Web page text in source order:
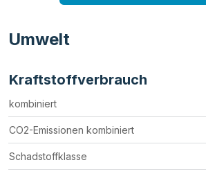
Umwelt
Kraftstoffverbrauch
kombiniert
CO2-Emissionen kombiniert
Schadstoffklasse